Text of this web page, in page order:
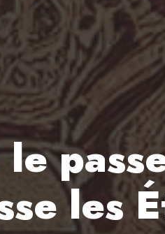
les